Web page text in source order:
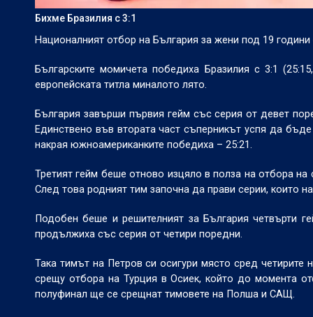
Бихме Бразилия с 3:1
Националният отбор на България за жени под 19
Българските момичета победиха Бразилия с 3:1
европейската титла миналото лято.
България завърши първия гейм със серия от девет
Единствено във втората част съперникът успя да
накрая южноамериканките победиха – 25:21.
Третият гейм беше отново изцяло в полза на отбора
След това родният тим започна да прави серии, които
Подобен беше и решителният за България четвърти
продължиха със серия от четири поредни.
Така тимът на Петров си осигури място сред
срещу отбора на Турция в Осиек, който до момента
полуфинал ще се срещнат тимовете на Полша и САЩ.